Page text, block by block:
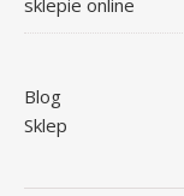
Blog
Sklep